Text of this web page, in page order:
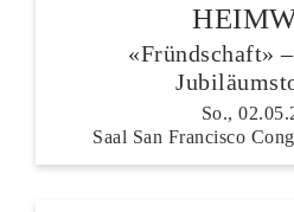
«Fründschaft»
So.,
Saal San Francisco